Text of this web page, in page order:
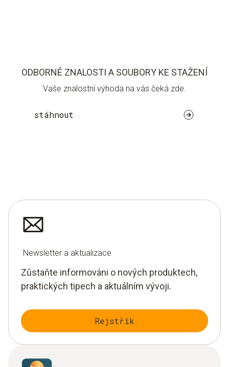
ODBORNÉ ZNALOSTI A SOUBORY KE STAŽENÍ
Vaše znalostní výhoda na vás čeká zde.
stáhnout
Newsletter a aktualizace
Zůstaňte informováni o nových produktech,
praktických tipech a aktuálním vývoji.
Rejstřík